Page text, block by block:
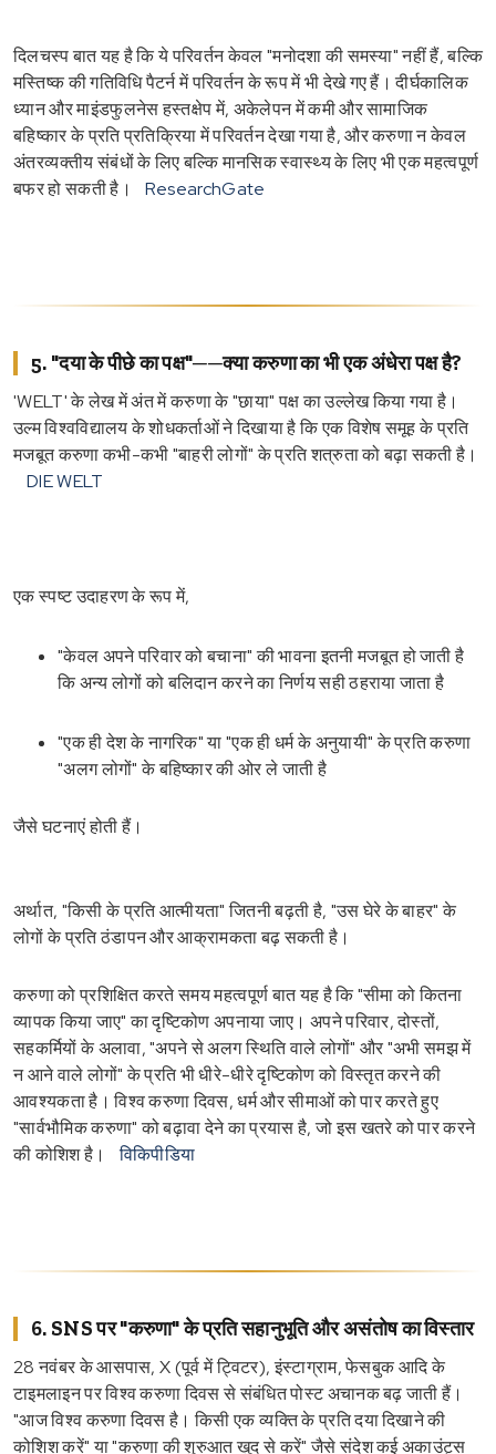
दिलचस्प बात यह है कि ये परिवर्तन केवल "मनोदशा की समस्या" नहीं हैं, बल्कि
मस्तिष्क की गतिविधि पैटर्न में परिवर्तन के रूप में भी देखे गए हैं। दीर्घकालिक
ध्यान और माइंडफुलनेस हस्तक्षेप में, अकेलेपन में कमी और सामाजिक
बहिष्कार के प्रति प्रतिक्रिया में परिवर्तन देखा गया है, और करुणा न केवल
अंतरव्यक्तीय संबंधों के लिए बल्कि मानसिक स्वास्थ्य के लिए भी एक महत्वपूर्ण
बफर हो सकती है।
ResearchGate
5. "दया के पीछे का पक्ष"──क्या करुणा का भी एक अंधेरा पक्ष है?
'WELT' के लेख में अंत में करुणा के "छाया" पक्ष का उल्लेख किया गया है।
उल्म विश्वविद्यालय के शोधकर्ताओं ने दिखाया है कि एक विशेष समूह के प्रति
मजबूत करुणा कभी-कभी "बाहरी लोगों" के प्रति शत्रुता को बढ़ा सकती है।
DIE WELT
एक स्पष्ट उदाहरण के रूप में,
"केवल अपने परिवार को बचाना" की भावना इतनी मजबूत हो जाती है
कि अन्य लोगों को बलिदान करने का निर्णय सही ठहराया जाता है
"एक ही देश के नागरिक" या "एक ही धर्म के अनुयायी" के प्रति करुणा
"अलग लोगों" के बहिष्कार की ओर ले जाती है
जैसे घटनाएं होती हैं।
अर्थात, "किसी के प्रति आत्मीयता" जितनी बढ़ती है, "उस घेरे के बाहर" के
लोगों के प्रति ठंडापन और आक्रामकता बढ़ सकती है।
करुणा को प्रशिक्षित करते समय महत्वपूर्ण बात यह है कि "सीमा को कितना
व्यापक किया जाए" का दृष्टिकोण अपनाया जाए। अपने परिवार, दोस्तों,
सहकर्मियों के अलावा, "अपने से अलग स्थिति वाले लोगों" और "अभी समझ में
न आने वाले लोगों" के प्रति भी धीरे-धीरे दृष्टिकोण को विस्तृत करने की
आवश्यकता है। विश्व करुणा दिवस, धर्म और सीमाओं को पार करते हुए
"सार्वभौमिक करुणा" को बढ़ावा देने का प्रयास है, जो इस खतरे को पार करने
की कोशिश है।
विकिपीडिया
6. SNS पर "करुणा" के प्रति सहानुभूति और असंतोष का विस्तार
28 नवंबर के आसपास, X (पूर्व में ट्विटर), इंस्टाग्राम, फेसबुक आदि के
टाइमलाइन पर विश्व करुणा दिवस से संबंधित पोस्ट अचानक बढ़ जाती हैं।
"आज विश्व करुणा दिवस है। किसी एक व्यक्ति के प्रति दया दिखाने की
कोशिश करें" या "करुणा की शुरुआत खुद से करें" जैसे संदेश कई अकाउंट्स